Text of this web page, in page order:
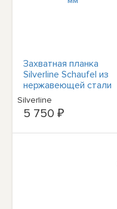
Захватная планка
Silverline Schaufel из
нержавеющей стали
1030 мм
Silverline
5 750 ₽